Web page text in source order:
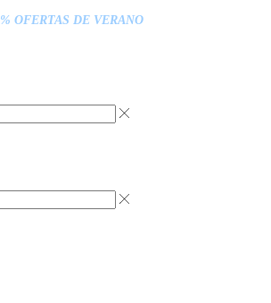
% OFERTAS DE VERANO